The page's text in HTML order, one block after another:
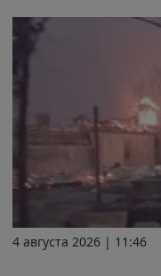
4 августа 2026 | 11:46